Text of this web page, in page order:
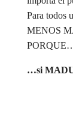
Para todos
MENOS
…si